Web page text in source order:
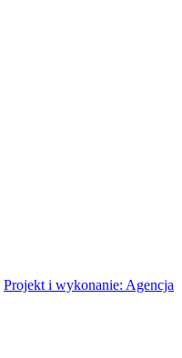
Projekt i wykonanie: Agencja